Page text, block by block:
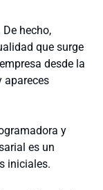
hecho,
que surge
desde la
apareces
y
es un
iniciales.